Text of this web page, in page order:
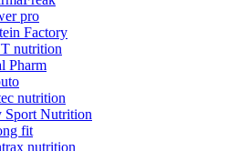
pro
Factory
nutrition
Pharm
nutrition
Nutrition
fit
nutrition